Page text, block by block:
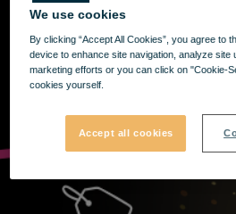
We use cookies
By clicking “Accept All Cookies”, you agree to
device to enhance site navigation, analyze site
marketing efforts or you can click on "Cookie-
cookies yourself.
Accept all cookies